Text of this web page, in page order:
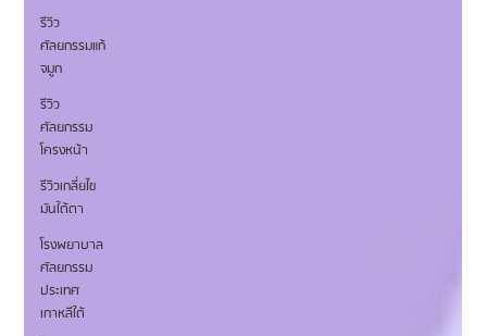
รีวิว
ศัลยกรรมแก้
จมูก
รีวิว
ศัลยกรรม
โครงหน้า
รีวิวเกลี่ยไข
มันใต้ตา
โรงพยาบาล
ศัลยกรรม
ประเทศ
เกาหลีใต้